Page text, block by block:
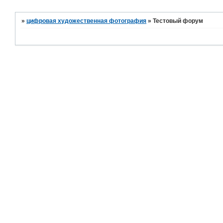
»цифровая художественная фотография »Тестовый форум